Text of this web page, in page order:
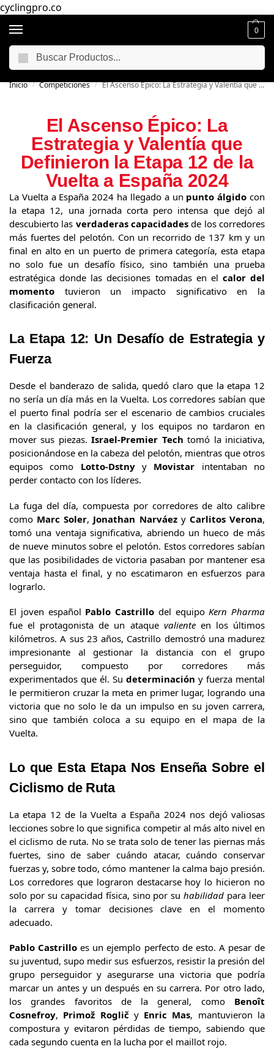
cyclingpro.co
0
🚴‍ Envío gratuito a todo Colombia por compras superiores a $250.000
Inicio / Competiciones / El Ascenso Épico: La Estrategia y Valentía que Definieron la Etapa 12 de la Vuelta a España 2024
El Ascenso Épico: La
Estrategia y Valentía que
Definieron la Etapa 12 de la
Vuelta a España 2024
La Vuelta a España 2024 ha llegado a un punto álgido con
la etapa 12, una jornada corta pero intensa que dejó al
descubierto las verdaderas capacidades de los corredores
más fuertes del pelotón. Con un recorrido de 137 km y un
final en alto en un puerto de primera categoría, esta etapa
no solo fue un desafío físico, sino también una prueba
estratégica donde las decisiones tomadas en el calor del
momento tuvieron un impacto significativo en la
clasificación general.
La Etapa 12: Un Desafío de Estrategia y
Fuerza
Desde el banderazo de salida, quedó claro que la etapa 12
no sería un día más en la Vuelta. Los corredores sabían que
el puerto final podría ser el escenario de cambios cruciales
en la clasificación general, y los equipos no tardaron en
mover sus piezas.Israel-Premier Tech tomó la iniciativa,
posicionándose en la cabeza del pelotón, mientras que otros
equipos como Lotto-Dstnyy Movistar intentaban no
perder contacto con los líderes.
La fuga del día, compuesta por corredores de alto calibre
como Marc Soler, Jonathan Narváezy Carlitos Verona,
tomó una ventaja significativa, abriendo un hueco de más
de nueve minutos sobre el pelotón. Estos corredores sabían
que las posibilidades de victoria pasaban por mantener esa
ventaja hasta el final, y no escatimaron en esfuerzos para
lograrlo.
El joven español Pablo Castrillo del equipoKern Pharma
fue el protagonista de un ataque valienteen los últimos
kilómetros. A sus 23 años, Castrillo demostró una madurez
impresionante al gestionar la distancia con el grupo
perseguidor, compuesto por corredores más
experimentados que él. Su determinación y fuerza mental
le permitieron cruzar la meta en primer lugar, logrando una
victoria que no solo le da un impulso en su joven carrera,
sino que también coloca a su equipo en el mapa de la
Vuelta.
Lo que Esta Etapa Nos Enseña Sobre el
Ciclismo de Ruta
La etapa 12 de la Vuelta a España 2024 nos dejó valiosas
lecciones sobre lo que significa competir al más alto nivel en
el ciclismo de ruta. No se trata solo de tener las piernas más
fuertes, sino de saber cuándo atacar, cuándo conservar
fuerzas y, sobre todo, cómo mantener la calma bajo presión.
Los corredores que lograron destacarse hoy lo hicieron no
solo por su capacidad física, sino por suhabilidad para leer
la carrera y tomar decisiones clave en el momento
adecuado.
Pablo Castrillo es un ejemplo perfecto de esto. A pesar de
su juventud, supo medir sus esfuerzos, resistir la presión del
grupo perseguidor y asegurarse una victoria que podría
marcar un antes y un después en su carrera. Por otro lado,
los grandes favoritos de la general, como Benoît
Cosnefroy, Primož Rogličy Enric Mas, mantuvieron la
compostura y evitaron pérdidas de tiempo, sabiendo que
cada segundo cuenta en la lucha por el maillot rojo.